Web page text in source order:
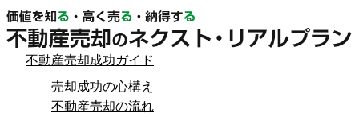
不動産売却成功ガイド
売却成功の心構え
不動産売却の流れ